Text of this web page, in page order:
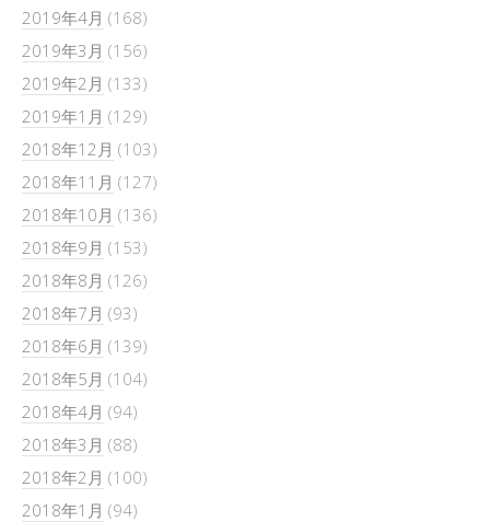
2019年4月 (168)
2019年3月 (156)
2019年2月 (133)
2019年1月 (129)
2018年12月 (103)
2018年11月 (127)
2018年10月 (136)
2018年9月 (153)
2018年8月 (126)
2018年7月 (93)
2018年6月 (139)
2018年5月 (104)
2018年4月 (94)
2018年3月 (88)
2018年2月 (100)
2018年1月 (94)